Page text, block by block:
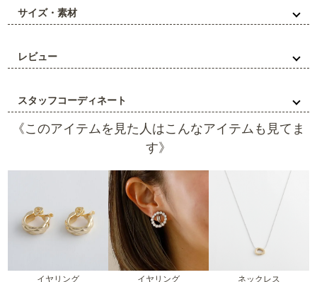
サイズ・素材
レビュー
スタッフコーディネート
《このアイテムを見た人はこんなアイテムも見てま
す》
イヤリング
イヤリング
ネックレス